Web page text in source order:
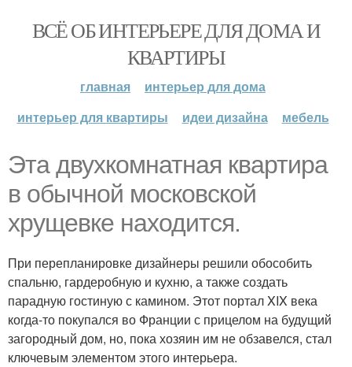
ВСЁ ОБ ИНТЕРЬЕРЕ ДЛЯ ДОМА И
КВАРТИРЫ
главная
интерьер для дома
интерьер для квартиры
идеи дизайна мебель
Эта двухкомнатная квартира
в обычной московской
хрущевке находится.
При перепланировке дизайнеры решили обособить
спальню, гардеробную и кухню, а также создать
парадную гостиную с камином. Этот портал XIX века
когда-то покупался во Франции с прицелом на будущий
загородный дом, но, пока хозяин им не обзавелся, стал
ключевым элементом этого интерьера.